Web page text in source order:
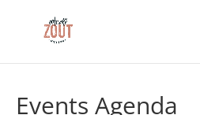
Events Agenda